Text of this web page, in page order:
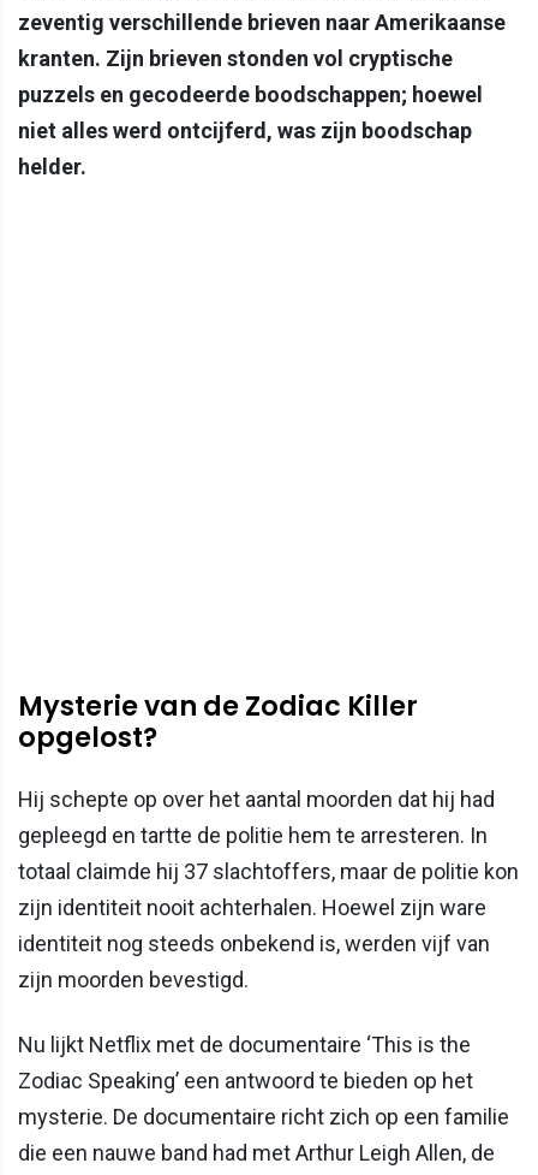
zeventig verschillende brieven naar Amerikaanse
kranten. Zijn brieven stonden vol cryptische
puzzels en gecodeerde boodschappen; hoewel
niet alles werd ontcijferd, was zijn boodschap
helder.
Mysterie van de Zodiac Killer
opgelost?
Hij schepte op over het aantal moorden dat hij had
gepleegd en tartte de politie hem te arresteren. In
totaal claimde hij 37 slachtoffers, maar de politie kon
zijn identiteit nooit achterhalen. Hoewel zijn ware
identiteit nog steeds onbekend is, werden vijf van
zijn moorden bevestigd.
Nu lijkt Netflix met de documentaire ‘This is the
Zodiac Speaking’ een antwoord te bieden op het
mysterie. De documentaire richt zich op een familie
die een nauwe band had met Arthur Leigh Allen, de